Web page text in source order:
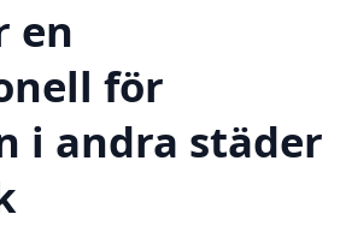
en
för
i andra städer